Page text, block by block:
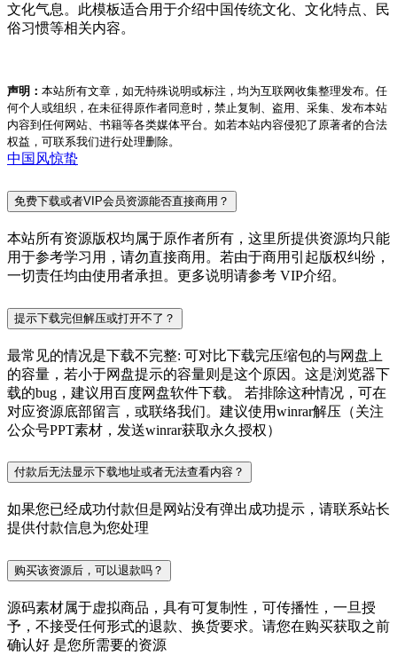
文化气息。此模板适合用于介绍中国传统文化、文化特点、民
俗习惯等相关内容。
声明： 本站所有文章，如无特殊说明或标注，均为互联网收集整理发布。任
何个人或组织，在未征得原作者同意时，禁止复制、盗用、采集、发布本站
内容到任何网站、书籍等各类媒体平台。如若本站内容侵犯了原著者的合法
权益，可联系我们进行处理删除。
中国风惊蛰
免费下载或者VIP会员资源能否直接商用？
本站所有资源版权均属于原作者所有，这里所提供资源均只能
用于参考学习用，请勿直接商用。若由于商用引起版权纠纷，
一切责任均由使用者承担。更多说明请参考 VIP介绍。
提示下载完但解压或打开不了？
最常见的情况是下载不完整: 可对比下载完压缩包的与网盘上
的容量，若小于网盘提示的容量则是这个原因。这是浏览器下
载的bug，建议用百度网盘软件下载。 若排除这种情况，可在
对应资源底部留言，或联络我们。建议使用winrar解压（关注
公众号PPT素材，发送winrar获取永久授权）
付款后无法显示下载地址或者无法查看内容？
如果您已经成功付款但是网站没有弹出成功提示，请联系站长
提供付款信息为您处理
购买该资源后，可以退款吗？
源码素材属于虚拟商品，具有可复制性，可传播性，一旦授
予，不接受任何形式的退款、换货要求。请您在购买获取之前
确认好 是您所需要的资源